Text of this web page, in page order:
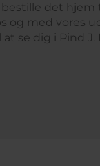
det hjem
og med vores
se dig i Pind